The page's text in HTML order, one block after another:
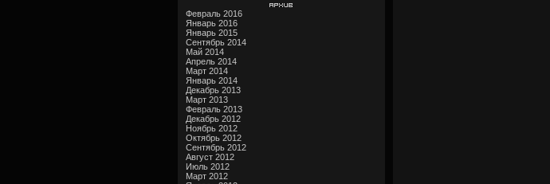
Архив
Февраль 2016
Январь 2016
Январь 2015
Сентябрь 2014
Май 2014
Апрель 2014
Март 2014
Январь 2014
Декабрь 2013
Март 2013
Февраль 2013
Декабрь 2012
Ноябрь 2012
Октябрь 2012
Сентябрь 2012
Август 2012
Июль 2012
Март 2012